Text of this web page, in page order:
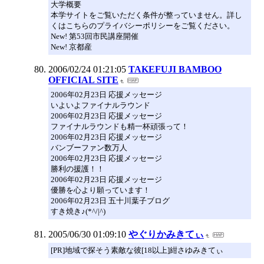
大学概要
本学サイトをご覧いただく条件が整っていません。詳し
くはこちらのプライバシーポリシーをご覧ください。
New! 第53回市民講座開催
New! 京都産
2006/02/24 01:21:05 TAKEFUJI BAMBOO
OFFICIAL SITE
2006年02月23日 応援メッセージ
いよいよファイナルラウンド
2006年02月23日 応援メッセージ
ファイナルラウンドも精一杯頑張って！
2006年02月23日 応援メッセージ
バンブーファン数万人
2006年02月23日 応援メッセージ
勝利の援護！！
2006年02月23日 応援メッセージ
優勝を心より願っています！
2006年02月23日 五十川葉子ブログ
すき焼き♪(*^/|^)
2005/06/30 01:09:10 やぐりかみきてぃ
[PR]地域で探そう素敵な彼[18以上]紺さゆみきてぃ